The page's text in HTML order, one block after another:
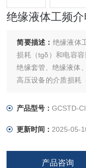
绝缘液体工频
简要描述： 绝缘液体
损耗（tgδ）和电容容
绝缘套管、绝缘液体
高压设备的介质损耗
时间短等优点。
产品型号：GCSTD-
更新时间： 2025-05-
产品咨询